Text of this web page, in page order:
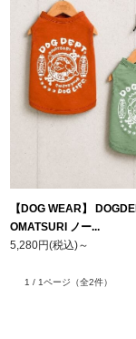
【DOG WEAR】
OMATSURI ノー...
5,280円(税込)～
1 / 1ページ （全2件）